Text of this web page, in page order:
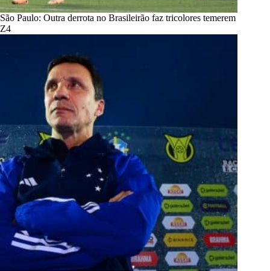
São Paulo: Outra derrota no Brasileirão faz tricolores temerem
Z4